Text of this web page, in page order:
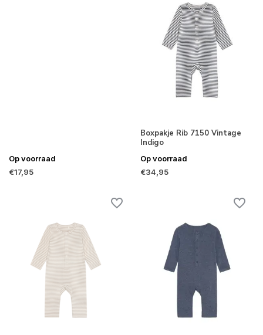
Op voorraad
€17,95
Boxpakje Rib 7150 Vintage
Indigo
Op voorraad
€34,95